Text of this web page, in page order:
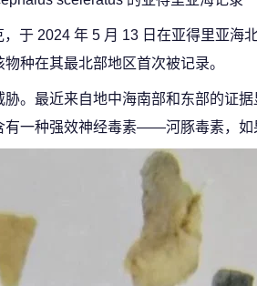
于 2024 年 5 月 13 日在亚得里亚海
种在其最北部地区首次被记录。
。最近来自地中海南部和东部的证
一种强效神经毒素——河豚毒素，如